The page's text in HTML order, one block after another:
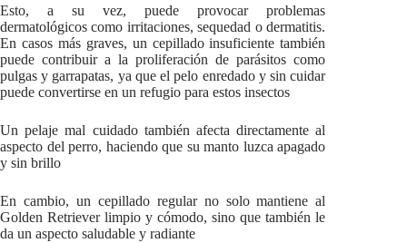
Esto, a su vez, puede provocar problemas
dermatológicos como irritaciones, sequedad o dermatitis.
En casos más graves, un cepillado insuficiente también
puede contribuir a la proliferación de parásitos como
pulgas y garrapatas, ya que el pelo enredado y sin cuidar
puede convertirse en un refugio para estos insectos
Un pelaje mal cuidado también afecta directamente al
aspecto del perro, haciendo que su manto luzca apagado
y sin brillo
En cambio, un cepillado regular no solo mantiene al
Golden Retriever limpio y cómodo, sino que también le
da un aspecto saludable y radiante